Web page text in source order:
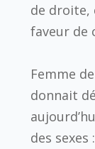
de droite,
faveur de
Femme
donnait
des sexes